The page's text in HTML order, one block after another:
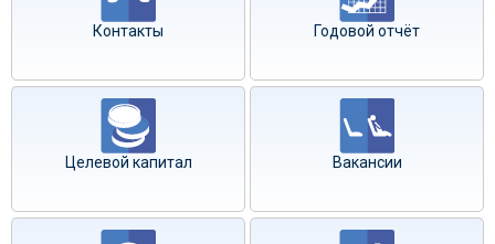
Контакты Годовой отчёт
Целевой капитал Вакансии